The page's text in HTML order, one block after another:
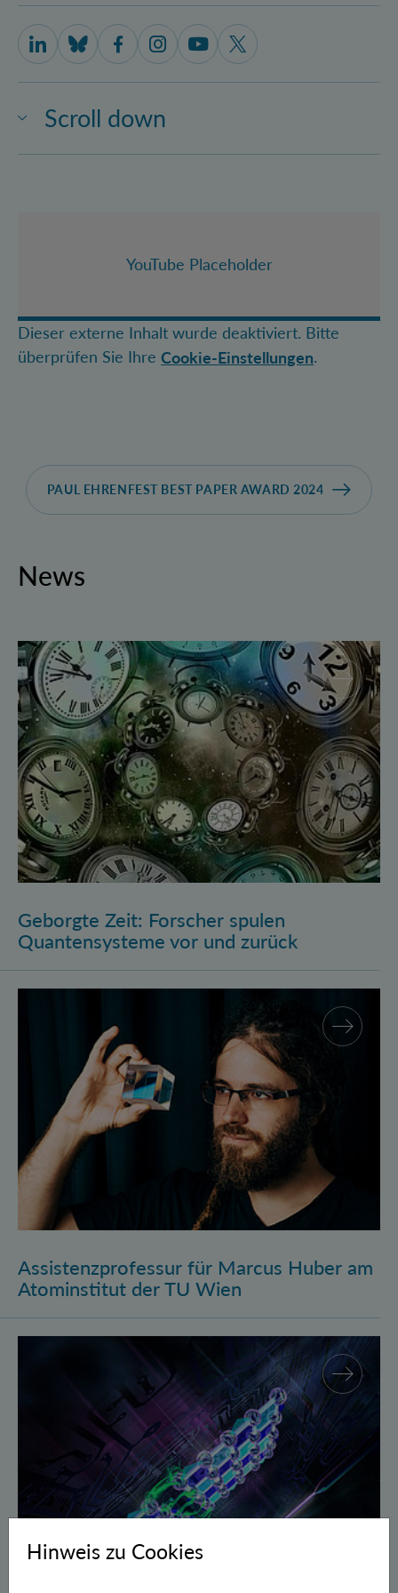
Scroll down
IQOQI Vienna on LinkedIn
IQOQI Vienna on Bluesky
IQOQI Vienna on Facebook
IQOQI Vienna on Instagram
IQOQI Vienna on Youtube
IQOQI Vienna on X
YouTube Placeholder
Dieser externe Inhalt wurde deaktiviert. Bitte
überprüfen Sie Ihre Cookie-Einstellungen.
PAUL EHRENFEST BEST PAPER AWARD 2024
News
Geborgte Zeit: Forscher spulen Quantensysteme vor
Geborgte Zeit: Forscher spulen
Quantensysteme vor und zurück
Assistenzprofessur für Marcus Huber am
Atominstitut der TU Wien
Gegen Fehler geschützte Quantenbits verschränkt
Hinweis zu Cookies